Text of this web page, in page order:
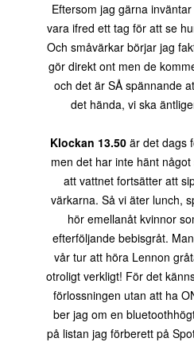
Eftersom jag gärna
vara ifred ett tag för att se
Och småvärkar börjar jag
gör direkt ont men de
och det är SÅ spännande
det hända, vi ska
Klockan 13.50 är det dags
men det har inte hänt
att vattnet fortsätter att
värkarna. Så vi äter lunch,
hör emellanåt kvinnor
efterföljande bebisgråt.
vår tur att höra Lennon
otroligt verkligt! För det
förlossningen utan att ha
ber jag om en
på listan jag förberett på